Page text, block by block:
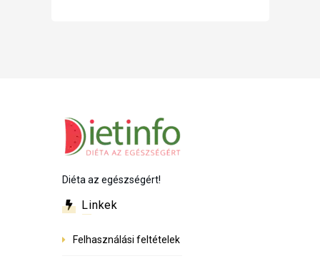
Diéta az egészségért!
Linkek
Felhasználási feltételek